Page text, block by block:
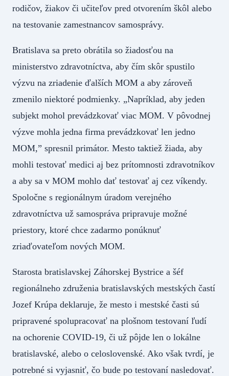
rodičov, žiakov či učiteľov pred otvorením škôl alebo
na testovanie zamestnancov samosprávy.
Bratislava sa preto obrátila so žiadosťou na
ministerstvo zdravotníctva, aby čím skôr spustilo
výzvu na zriadenie ďalších MOM a aby zároveň
zmenilo niektoré podmienky. „Napríklad, aby jeden
subjekt mohol prevádzkovať viac MOM. V pôvodnej
výzve mohla jedna firma prevádzkovať len jedno
MOM,” spresnil primátor. Mesto taktiež žiada, aby
mohli testovať medici aj bez prítomnosti zdravotníkov
a aby sa v MOM mohlo dať testovať aj cez víkendy.
Spoločne s regionálnym úradom verejného
zdravotníctva už samospráva pripravuje možné
priestory, ktoré chce zadarmo ponúknuť
zriaďovateľom nových MOM.
Starosta bratislavskej Záhorskej Bystrice a šéf
regionálneho združenia bratislavských mestských častí
Jozef Krúpa deklaruje, že mesto i mestské časti sú
pripravené spolupracovať na plošnom testovaní ľudí
na ochorenie COVID-19, či už pôjde len o lokálne
bratislavské, alebo o celoslovenské. Ako však tvrdí, je
potrebné si vyjasniť, čo bude po testovaní nasledovať.